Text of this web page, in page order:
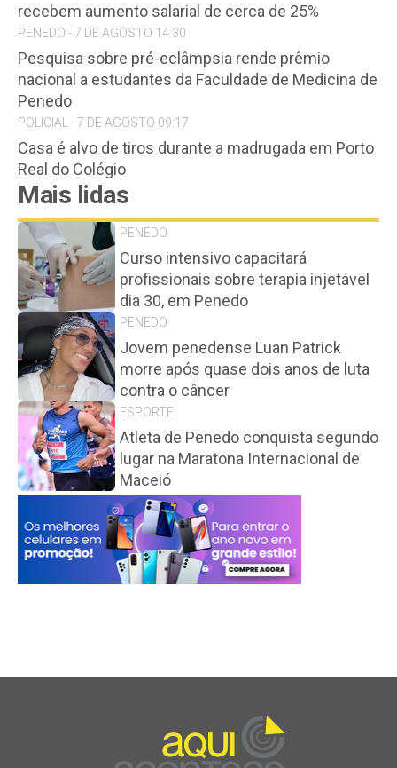
recebem aumento salarial de cerca de 25%
PENEDO - 7 DE AGOSTO 14:30
Pesquisa sobre pré-eclâmpsia rende prêmio
nacional a estudantes da Faculdade de Medicina de
Penedo
POLICIAL - 7 DE AGOSTO 09:17
Casa é alvo de tiros durante a madrugada em Porto
Real do Colégio
Mais lidas
PENEDO
Curso intensivo capacitará
profissionais sobre terapia injetável
dia 30, em Penedo
PENEDO
Jovem penedense Luan Patrick
morre após quase dois anos de luta
contra o câncer
ESPORTE
Atleta de Penedo conquista segundo
lugar na Maratona Internacional de
Maceió